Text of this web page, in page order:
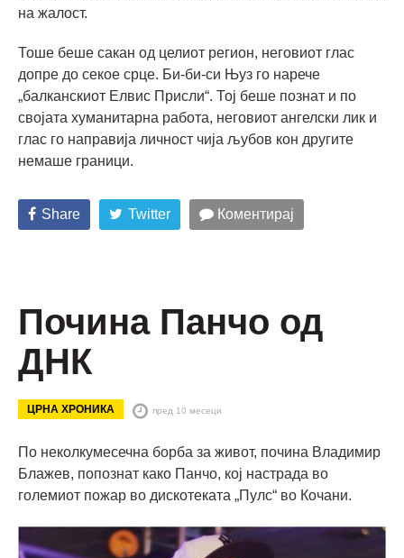
на жалост.
Тоше беше сакан од целиот регион, неговиот глас
допре до секое срце. Би-би-си Њуз го нарече
„балканскиот Елвис Присли“. Тој беше познат и по
својата хуманитарна работа, неговиот ангелски лик и
глас го направија личност чија љубов кон другите
немаше граници.
Share Twitter Коментирај
Почина Панчо од
ДНК
ЦРНА ХРОНИКА пред 10 месеци
По неколкумесечна борба за живот, почина Владимир
Блажев, попознат како Панчо, кој настрада во
големиот пожар во дискотеката „Пулс“ во Кочани.